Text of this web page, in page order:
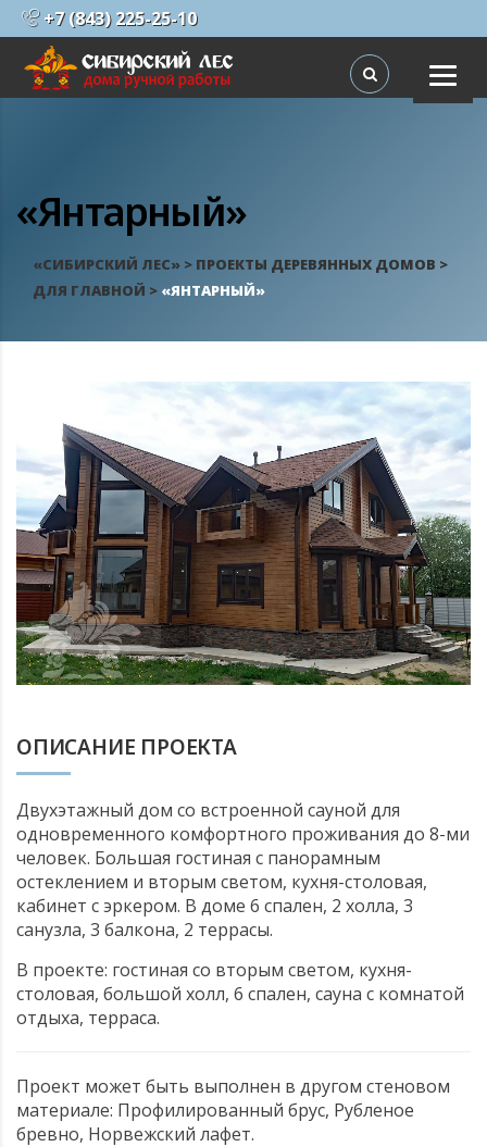
ПРОФБРУСА
БАНИ, БЕСЕДКИ, ГАРАЖИ КОМБИНИРОВАННЫЕ ДОМА
+7 (843) 225-25-10
«Янтарный»
«СИБИРСКИЙ ЛЕС» > ПРОЕКТЫ ДЕРЕВЯННЫХ ДОМОВ >
ДЛЯ ГЛАВНОЙ > «ЯНТАРНЫЙ»
ОПИСАНИЕ ПРОЕКТА
Двухэтажный дом со встроенной сауной для
одновременного комфортного проживания до 8-ми
человек. Большая гостиная с панорамным
остеклением и вторым светом, кухня-столовая,
кабинет с эркером. В доме 6 спален, 2 холла, 3
санузла, 3 балкона, 2 террасы.
В проекте: гостиная со вторым светом, кухня-
столовая, большой холл, 6 спален, сауна с комнатой
отдыха, терраса.
Проект может быть выполнен в другом стеновом
материале: Профилированный брус, Рубленое
бревно, Норвежский лафет.